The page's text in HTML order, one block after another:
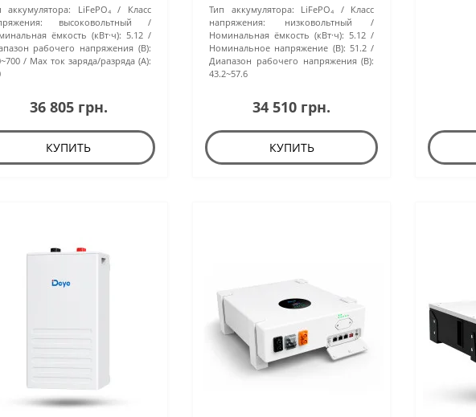
способен накапливать
как от солнечных
так и от..
аккумулятора: LiFePO₄
Класс
высоковольтный
ёмкость (кВт·ч): 5.12
рабочего напряжения (В):
Max ток заряда/разряда (А):
36 805 грн.
КУПИТЬ
который способен накапливать
электричество как от солнечных
модулей, так и о..
Тип аккумулятора: LiFePO₄
Класс
напряжения:
низковольтный
Номинальная ёмкость (кВт·ч): 5.12
Номинальное напряжение (В): 51.2
Диапазон рабочего напряжения (В):
43.2~57.6
34 510 грн.
КУПИТЬ